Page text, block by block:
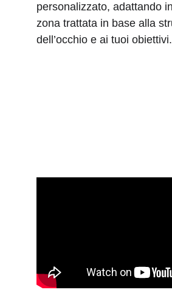
personalizzato, adattando
zona trattata in base alla
dell’occhio e ai tuoi obiettivi.